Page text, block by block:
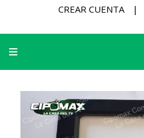
CREAR CUENTA